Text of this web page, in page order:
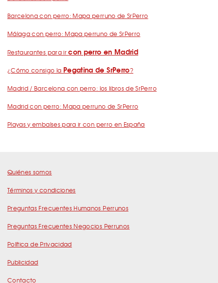
Barcelona con perro: Mapa perruno de SrPerro
Málaga con perro: Mapa perruno de SrPerro
Restaurantes para ircon perro en Madrid
¿Cómo consigo la Pegatina de SrPerro?
Madrid / Barcelona con perro: los libros de SrPerro
Madrid con perro: Mapa perruno de SrPerro
Playas y embalses para ir con perro en España
Quiénes somos
Términos y condiciones
Preguntas Frecuentes Humanos Perrunos
Preguntas Frecuentes Negocios Perrunos
Política de Privacidad
Publicidad
Contacto